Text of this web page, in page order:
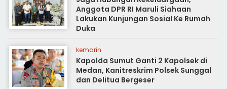
Anggota DPR RI Maruli Siahaan
Lakukan Kunjungan Sosial Ke Rumah
Duka
kemarin
Kapolda Sumut Ganti 2 Kapolsek di
Medan, Kanitreskrim Polsek Sunggal
dan Delitua Bergeser